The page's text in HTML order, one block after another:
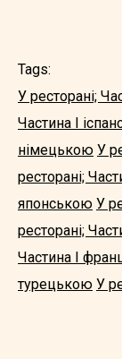
Tags:
У ресторані;
Частина I
німецькою У
ресторані;
японською У
ресторані;
Частина I
турецькою У